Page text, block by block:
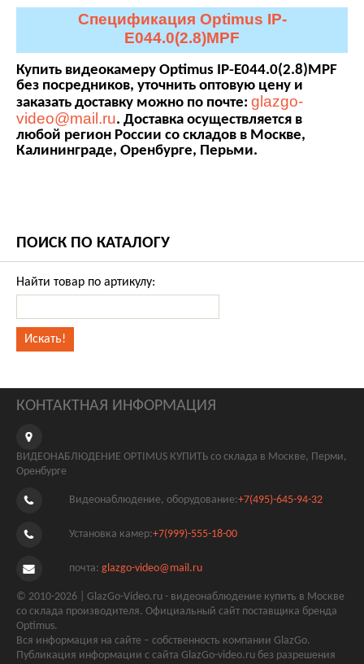
Спецификация Optimus IP-
E044.0(2.8)MPF
Купить видеокамеру Optimus IP-E044.0(2.8)MPF
без посредников, уточнить оптовую цену и
заказать доставку можно по почте: glazgo-
video@mail.ru. Доставка осуществляется в
любой регион России со складов в Москве,
Калининграде, Оренбурге, Перьми.
ПОИСК ПО КАТАЛОГУ
Найти товар по артикулу:
КОНТАКТНАЯ ИНФОРМАЦИЯ
ВИДЕОНАБЛЮДЕНИЕ OPTIMUS КУПИТЬ со склада в Москве, Перми,
Оренбурге
Видеонаблюдение, оборудование:+7(495)-645-94-32
Установка камер:+7(999)-555-18-00
почта: glazgo-video@mail.ru
© 2010-2026 | GlazGo-Video.ru - видеонаблюдение купить в Москве
со склада производителя. Официальный сайт поставщика бренда
Optimus.
Вся информация на сайте – собственность компании GlazGo.
Публикация информации с сайта GlazGo-video.ru без разрешения